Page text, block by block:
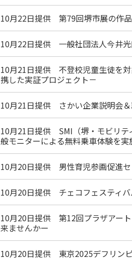
10月22日提供 第79回堺市展の作
10月22日提供 一般社団法人今井
10月21日提供 不登校児童生徒を
携した実証プロジェクト－
10月21日提供 さかい企業説明会
10月21日提供 SMI（堺・モビリテ
般モニターによる無料乗車体験を実
10月20日提供 男性育児参画促進
10月20日提供 チェコフェスティ
10月20日提供 第12回プラザアー
来ませんかー
10月20日提供 東京2025デフリン